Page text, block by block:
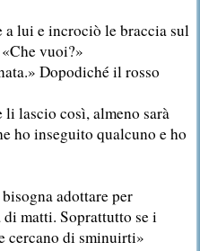
lui e incrociò le braccia sul
vuoi?»
Dopodiché il rosso
lascio così, almeno sarà
ho inseguito qualcuno e ho
adottare per
matti. Soprattutto se i
cercano di sminuirti»